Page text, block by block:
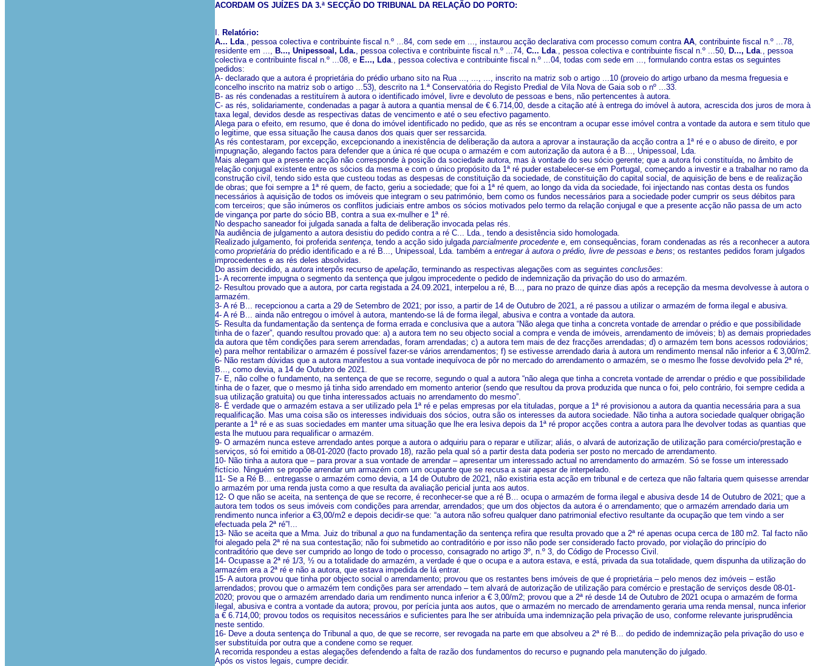
ACORDAM OS JUÍZES DA 3.ª SECÇÃO DO TRIBUNAL DA RELAÇÃO DO PORTO:
I. Relatório:
A... Lda., pessoa colectiva e contribuinte fiscal n.º ...84, com sede em ..., instaurou acção declarativa com processo comum contra AA, contribuinte fiscal n.º ...78,
residente em ..., B..., Unipessoal, Lda., pessoa colectiva e contribuinte fiscal n.º ...74, C... Lda., pessoa colectiva e contribuinte fiscal n.º ...50, D..., Lda., pessoa
colectiva e contribuinte fiscal n.º ...08, e E..., Lda., pessoa colectiva e contribuinte fiscal n.º ...04, todas com sede em ..., formulando contra estas os seguintes
pedidos:
A- declarado que a autora é proprietária do prédio urbano sito na Rua ..., ..., ..., inscrito na matriz sob o artigo ...10 (proveio do artigo urbano da mesma freguesia e
concelho inscrito na matriz sob o artigo ...53), descrito na 1.ª Conservatória do Registo Predial de Vila Nova de Gaia sob o nº ...33.
B- as rés condenadas a restituírem à autora o identificado imóvel, livre e devoluto de pessoas e bens, não pertencentes à autora.
C- as rés, solidariamente, condenadas a pagar à autora a quantia mensal de € 6.714,00, desde a citação até à entrega do imóvel à autora, acrescida dos juros de mora à
taxa legal, devidos desde as respectivas datas de vencimento e até o seu efectivo pagamento.
Alega para o efeito, em resumo, que é dona do imóvel identificado no pedido, que as rés se encontram a ocupar esse imóvel contra a vontade da autora e sem titulo que
o legitime, que essa situação lhe causa danos dos quais quer ser ressarcida.
As rés contestaram, por excepção, excepcionando a inexistência de deliberação da autora a aprovar a instauração da acção contra a 1ª ré e o abuso de direito, e por
impugnação, alegando factos para defender que a única ré que ocupa o armazém e com autorização da autora é a B..., Unipessoal, Lda.
Mais alegam que a presente acção não corresponde à posição da sociedade autora, mas à vontade do seu sócio gerente; que a autora foi constituída, no âmbito de
relação conjugal existente entre os sócios da mesma e com o único propósito da 1ª ré puder estabelecer-se em Portugal, começando a investir e a trabalhar no ramo da
construção civil, tendo sido esta que custeou todas as despesas de constituição da sociedade, de constituição do capital social, de aquisição de bens e de realização
de obras; que foi sempre a 1ª ré quem, de facto, geriu a sociedade; que foi a 1ª ré quem, ao longo da vida da sociedade, foi injectando nas contas desta os fundos
necessários à aquisição de todos os imóveis que integram o seu património, bem como os fundos necessários para a sociedade poder cumprir os seus débitos para
com terceiros; que são inúmeros os conflitos judiciais entre ambos os sócios motivados pelo termo da relação conjugal e que a presente acção não passa de um acto
de vingança por parte do sócio BB, contra a sua ex-mulher e 1ª ré.
No despacho saneador foi julgada sanada a falta de deliberação invocada pelas rés.
Na audiência de julgamento a autora desistiu do pedido contra a ré C... Lda., tendo a desistência sido homologada.
Realizado julgamento, foi proferida sentença, tendo a acção sido julgada parcialmente procedente e, em consequências, foram condenadas as rés a reconhecer a autora
como proprietária do prédio identificado e a ré B..., Unipessoal, Lda. também a entregar à autora o prédio, livre de pessoas e bens; os restantes pedidos foram julgados
improcedentes e as rés deles absolvidas.
Do assim decidido, a autora interpôs recurso de apelação, terminando as respectivas alegações com as seguintes conclusões:
1- A recorrente impugna o segmento da sentença que julgou improcedente o pedido de indemnização da privação do uso do armazém.
2- Resultou provado que a autora, por carta registada a 24.09.2021, interpelou a ré, B..., para no prazo de quinze dias após a recepção da mesma devolvesse à autora o
armazém.
3- A ré B... recepcionou a carta a 29 de Setembro de 2021; por isso, a partir de 14 de Outubro de 2021, a ré passou a utilizar o armazém de forma ilegal e abusiva.
4- A ré B... ainda não entregou o imóvel à autora, mantendo-se lá de forma ilegal, abusiva e contra a vontade da autora.
5- Resulta da fundamentação da sentença de forma errada e conclusiva que a autora “Não alega que tinha a concreta vontade de arrendar o prédio e que possibilidade
tinha de o fazer”, quando resultou provado que: a) a autora tem no seu objecto social a compra e venda de imóveis, arrendamento de imóveis; b) as demais propriedades
da autora que têm condições para serem arrendadas, foram arrendadas; c) a autora tem mais de dez fracções arrendadas; d) o armazém tem bons acessos rodoviários;
e) para melhor rentabilizar o armazém é possível fazer-se vários arrendamentos; f) se estivesse arrendado daria à autora um rendimento mensal não inferior a € 3,00/m2.
6- Não restam dúvidas que a autora manifestou a sua vontade inequívoca de pôr no mercado do arrendamento o armazém, se o mesmo lhe fosse devolvido pela 2ª ré,
B..., como devia, a 14 de Outubro de 2021.
7- E, não colhe o fundamento, na sentença de que se recorre, segundo o qual a autora “não alega que tinha a concreta vontade de arrendar o prédio e que possibilidade
tinha de o fazer, que o mesmo já tinha sido arrendado em momento anterior (sendo que resultou da prova produzida que nunca o foi, pelo contrário, foi sempre cedida a
sua utilização gratuita) ou que tinha interessados actuais no arrendamento do mesmo”.
8- É verdade que o armazém estava a ser utilizado pela 1ª ré e pelas empresas por ela tituladas, porque a 1ª ré provisionou a autora da quantia necessária para a sua
requalificação. Mas uma coisa são os interesses individuais dos sócios, outra são os interesses da autora sociedade. Não tinha a autora sociedade qualquer obrigação
perante a 1ª ré e as suas sociedades em manter uma situação que lhe era lesiva depois da 1ª ré propor acções contra a autora para lhe devolver todas as quantias que
esta lhe mutuou para requalificar o armazém.
9- O armazém nunca esteve arrendado antes porque a autora o adquiriu para o reparar e utilizar; aliás, o alvará de autorização de utilização para comércio/prestação e
serviços, só foi emitido a 08-01-2020 (facto provado 18), razão pela qual só a partir desta data poderia ser posto no mercado de arrendamento.
10- Não tinha a autora que – para provar a sua vontade de arrendar – apresentar um interessado actual no arrendamento do armazém. Só se fosse um interessado
fictício. Ninguém se propõe arrendar um armazém com um ocupante que se recusa a sair apesar de interpelado.
11- Se a Ré B... entregasse o armazém como devia, a 14 de Outubro de 2021, não existiria esta acção em tribunal e de certeza que não faltaria quem quisesse arrendar
o armazém por uma renda justa como a que resulta da avaliação pericial junta aos autos.
12- O que não se aceita, na sentença de que se recorre, é reconhecer-se que a ré B... ocupa o armazém de forma ilegal e abusiva desde 14 de Outubro de 2021; que a
autora tem todos os seus imóveis com condições para arrendar, arrendados; que um dos objectos da autora é o arrendamento; que o armazém arrendado daria um
rendimento nunca inferior a €3,00/m2 e depois decidir-se que: “a autora não sofreu qualquer dano patrimonial efectivo resultante da ocupação que tem vindo a ser
efectuada pela 2ª ré”!...
13- Não se aceita que a Mma. Juiz do tribunal a quo na fundamentação da sentença refira que resulta provado que a 2ª ré apenas ocupa cerca de 180 m2. Tal facto não
foi alegado pela 2ª ré na sua contestação; não foi submetido ao contraditório e por isso não pode ser considerado facto provado, por violação do princípio do
contraditório que deve ser cumprido ao longo de todo o processo, consagrado no artigo 3º, n.º 3, do Código de Processo Civil.
14- Ocupasse a 2ª ré 1/3, ½ ou a totalidade do armazém, a verdade é que o ocupa e a autora estava, e está, privada da sua totalidade, quem dispunha da utilização do
armazém era a 2ª ré e não a autora, que estava impedida de lá entrar.
15- A autora provou que tinha por objecto social o arrendamento; provou que os restantes bens imóveis de que é proprietária – pelo menos dez imóveis – estão
arrendados; provou que o armazém tem condições para ser arrendado – tem alvará de autorização de utilização para comércio e prestação de serviços desde 08-01-
2020; provou que o armazém arrendado daria um rendimento nunca inferior a € 3,00/m2; provou que a 2ª ré desde 14 de Outubro de 2021 ocupa o armazém de forma
ilegal, abusiva e contra a vontade da autora; provou, por perícia junta aos autos, que o armazém no mercado de arrendamento geraria uma renda mensal, nunca inferior
a € 6.714,00; provou todos os requisitos necessários e suficientes para lhe ser atribuída uma indemnização pela privação de uso, conforme relevante jurisprudência
neste sentido.
16- Deve a douta sentença do Tribunal a quo, de que se recorre, ser revogada na parte em que absolveu a 2ª ré B... do pedido de indemnização pela privação do uso e
ser substituída por outra que a condene como se requer.
A recorrida respondeu a estas alegações defendendo a falta de razão dos fundamentos do recurso e pugnando pela manutenção do julgado.
Após os vistos legais, cumpre decidir.